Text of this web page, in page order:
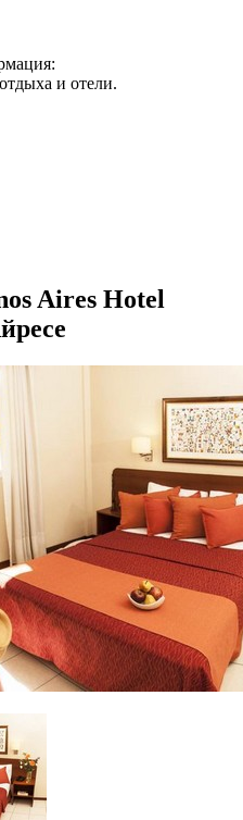
и отели.
Aires Hotel